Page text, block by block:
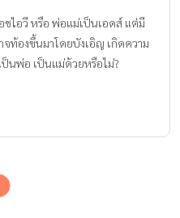
ไอวี หรือ พ่อแม่เป็นเอดส์ แต่มี
ท้องขึ้นมาโดยบังเอิญ เกิดความ
นพ่อ เป็นแม่ด้วยหรือไม่?